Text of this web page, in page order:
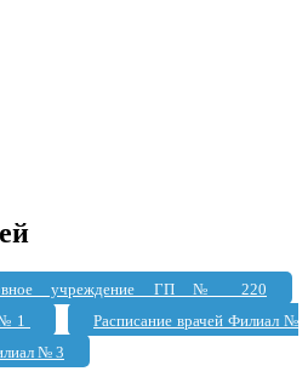
учреждение ГП № 220
1
Расписание врачей Филиал №
№ 3